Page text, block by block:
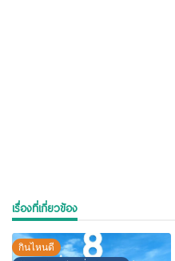
เรื่องที่เกี่ยวข้อง
กินไหนดี